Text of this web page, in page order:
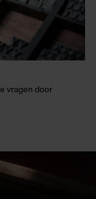
vragen door